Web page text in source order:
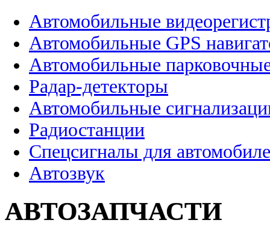
Автомобильные
Автомобильные GPS
Автомобильные
Радар-детекторы
Автомобильные
Радиостанции
Спецсигналы для
Автозвук
АВТОЗАПЧАСТИ